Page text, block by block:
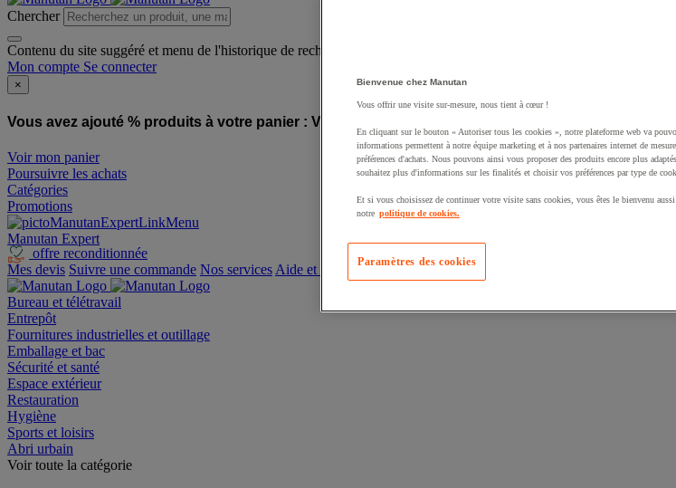
Chercher
Contenu du site suggéré et menu de l'historique de recherche
Mon compte Se connecter
×
Vous avez ajouté % produits à votre panier : Vous avez ajouté un produit à votre panier :
Voir mon panier
Poursuivre les achats
Catégories
Promotions
Manutan Expert
offre reconditionnée
Mes devis Suivre une commande Nos services Aide et contact
Bureau et télétravail
Entrepôt
Fournitures industrielles et outillage
Emballage et bac
Sécurité et santé
Espace extérieur
Restauration
Hygiène
Sports et loisirs
Abri urbain
Voir toute la catégorie
Bienvenue chez Manutan
Vous offrir une visite sur-mesure, nous tient à cœur !
En cliquant sur le bouton « Autoriser tous les cookies », notre plateforme web va
informations permettent à notre équipe marketing et à nos partenaires internet de
préférences d'achats. Nous pouvons ainsi vous proposer des produits encore plus
souhaitez plus d'informations sur les finalités et choisir vos préférences par type de
Et si vous choisissez de continuer votre visite sans cookies, vous êtes le bienvenu
notre politique de cookies.
Paramètres des cookies